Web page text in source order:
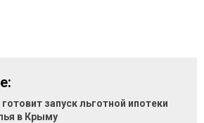
запуск льготной ипотеки
в Крыму